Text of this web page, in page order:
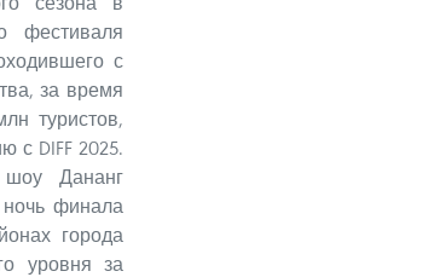
фестиваля
с
за время
туристов,
с DIFF 2025.
Дананг
ночь финала
города
уровня за